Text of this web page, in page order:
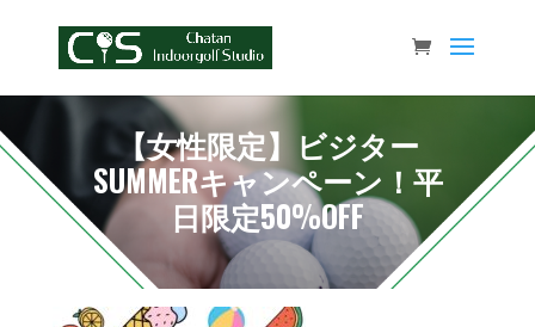
【女性限定】ビジター
SUMMERキャンペーン！平
日限定50%OFF